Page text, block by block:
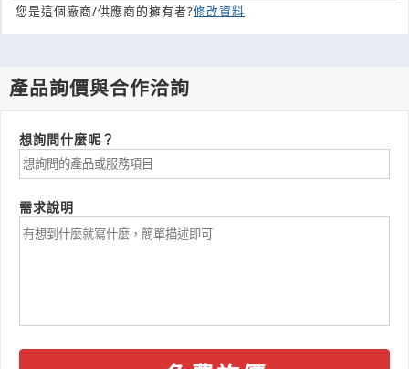
您是這個廠商/供應商的擁有者?修改資料
產品詢價與合作洽詢
想詢問什麼呢？
需求說明